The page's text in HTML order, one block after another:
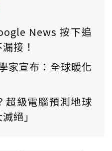
News 按下追
接！
家宣布：全球暖化
超級電腦預測地球
絕」